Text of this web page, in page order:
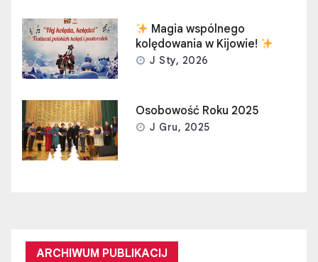
Magia wspólnego
kolędowania w Kijowie!
J Sty, 2026
Osobowość Roku 2025
J Gru, 2025
ARCHIWUM PUBLIKACIJ